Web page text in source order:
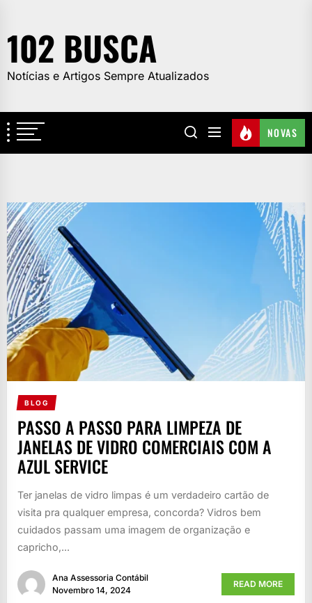
the
content
102 BUSCA
Notícias e Artigos Sempre Atualizados
NOVAS
BLOG
PASSO A PASSO PARA LIMPEZA DE
JANELAS DE VIDRO COMERCIAIS COM A
AZUL SERVICE
Ter janelas de vidro limpas é um verdadeiro cartão de
visita pra qualquer empresa, concorda? Vidros bem
cuidados passam uma imagem de organização e
capricho,...
Ana Assessoria Contábil
Novembro 14, 2024
READ MORE